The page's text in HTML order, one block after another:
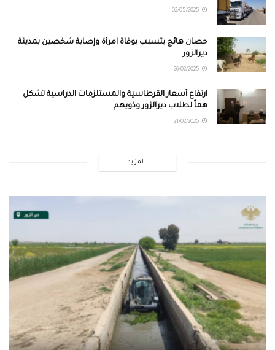
حصان هائج يتسبب بوفاة امرأة وإصابة شخصين بمدينة
ديرالزور
ارتفاع أسعار القرطاسية والمستلزمات الدراسية تشكل
هماً لطلاب ديرالزور وذويهم
المزيد